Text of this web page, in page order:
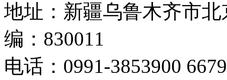
地址：新疆乌鲁木齐市
编：830011
电话：0991-3853900